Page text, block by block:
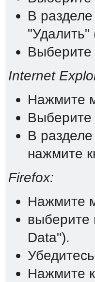
В
"Удалить"
Выберите
Internet
Нажмите
Выберите
В
нажмите
Firefox:
Нажмите
выберите
Data").
Нажмите